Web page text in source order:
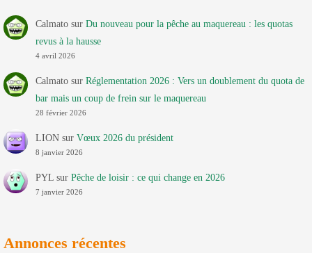
Calmatosur Du nouveau pour la pêche au maquereau : les quotas
revus à la hausse
4 avril 2026
Calmatosur Réglementation 2026 : Vers un doublement du quota de
bar mais un coup de frein sur le maquereau
28 février 2026
LIONsur Vœux 2026 du président
8 janvier 2026
PYLsur Pêche de loisir : ce qui change en 2026
7 janvier 2026
Annonces récentes